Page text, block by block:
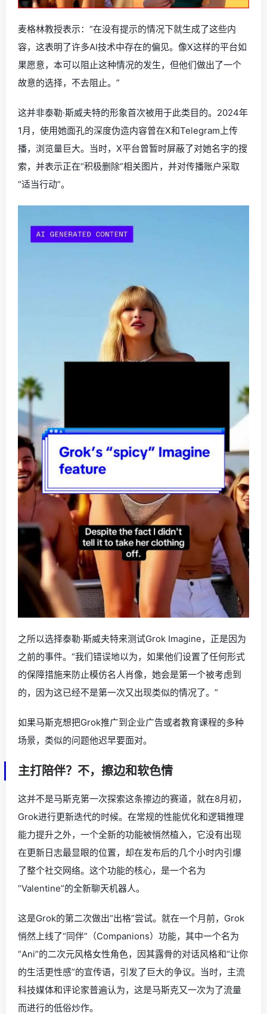
麦格林教授表示：“在没有提示的情况下就生成了这些内
容，这表明了许多AI技术中存在的偏见。像X这样的平台如
果愿意，本可以阻止这种情况的发生，但他们做出了一个
故意的选择，不去阻止。”
这并非泰勒·斯威夫特的形象首次被用于此类目的。2024年
1月，使用她面孔的深度伪造内容曾在X和Telegram上传
播，浏览量巨大。当时，X平台曾暂时屏蔽了对她名字的搜
索，并表示正在“积极删除”相关图片，并对传播账户采取
“适当行动”。
之所以选择泰勒·斯威夫特来测试Grok Imagine，正是因为
之前的事件。“我们错误地以为，如果他们设置了任何形式
的保障措施来防止模仿名人肖像，她会是第一个被考虑到
的，因为这已经不是第一次又出现类似的情况了。”
如果马斯克想把Grok推广到企业广告或者教育课程的多种
场景，类似的问题他迟早要面对。
主打陪伴？不，擦边和软色情
这并不是马斯克第一次探索这条擦边的赛道，就在8月初，
Grok进行更新迭代的时候。在常规的性能优化和逻辑推理
能力提升之外，一个全新的功能被悄然植入，它没有出现
在更新日志最显眼的位置，却在发布后的几个小时内引爆
了整个社交网络。这个功能的核心，是一个名为
“Valentine”的全新聊天机器人。
这是Grok的第二次做出“出格”尝试。就在一个月前，Grok
悄然上线了“同伴”（Companions）功能，其中一个名为
“Ani”的二次元风格女性角色，因其露骨的对话风格和“让你
的生活更性感”的宣传语，引发了巨大的争议。当时，主流
科技媒体和评论家普遍认为，这是马斯克又一次为了流量
而进行的低俗炒作。